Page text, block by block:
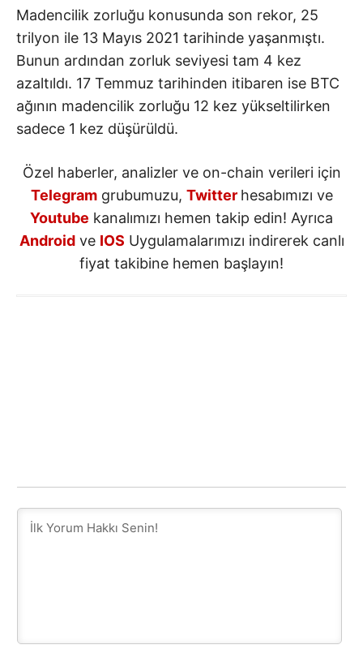
Madencilik zorluğu konusunda son rekor, 25
trilyon ile 13 Mayıs 2021 tarihinde yaşanmıştı.
Bunun ardından zorluk seviyesi tam 4 kez
azaltıldı. 17 Temmuz tarihinden itibaren ise BTC
ağının madencilik zorluğu 12 kez yükseltilirken
sadece 1 kez düşürüldü.
Özel haberler, analizler ve on-chain verileri için
Telegramgrubumuzu, Twitter hesabımızı ve
Youtube kanalımızı hemen takip edin! Ayrıca
Androidve IOS Uygulamalarımızı indirerek canlı
fiyat takibine hemen başlayın!